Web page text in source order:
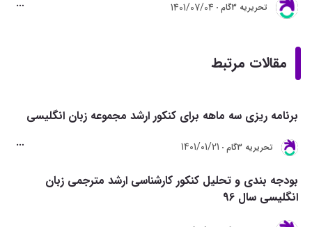
تحريريه 3گام 1401/07/04
مقالات مرتبط
برنامه ریزی سه ماهه برای کنکور ارشد مجموعه زبان انگلیسی
تحريريه 3گام 1401/01/21
بودجه بندی و تحلیل کنکور کارشناسی ارشد مترجمی زبان
انگلیسی سال 96